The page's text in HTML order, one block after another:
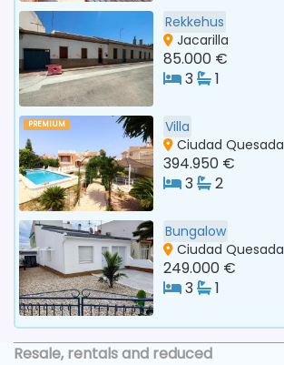
Rekkehus
Jacarilla
85.000 €
3
1
PREMIUM
Villa
Ciudad Quesada
394.950 €
3
2
Bungalow
Ciudad Quesada
249.000 €
3
1
Resale, rentals and reduced